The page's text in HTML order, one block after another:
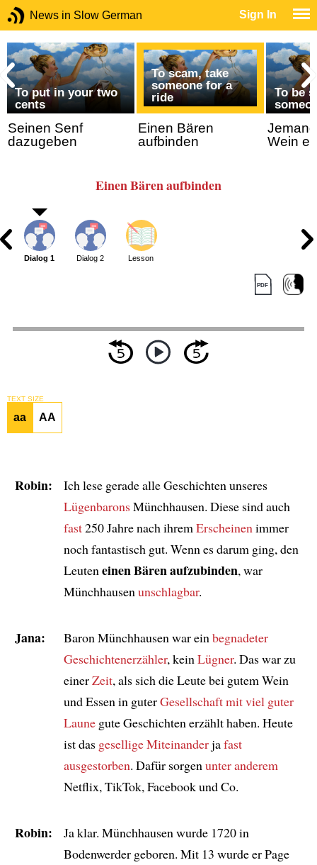
News in Slow German Sign In
To put in your two
cents
Seinen Senf
dazugeben
To scam, take
someone for a
ride
Einen Bären
aufbinden
To be
Wein
Einen Bären aufbinden
Dialog 1 Dialog 2 Lesson
TEXT SIZE
aa AA
Robin:
Ich lese gerade alle Geschichten unseres
LügenbaronsMünchhausen. Diese sind auch
fast250 Jahre nach ihrem Erscheinen immer
noch fantastisch gut. Wenn es darum ging, den
Leuten einen Bären aufzubinden, war
Münchhausen unschlagbar.
Jana: Baron Münchhausen war ein begnadeter
Geschichtenerzähler, kein Lügner. Das war zu
einerZeit, als sich die Leute bei gutem Wein
und Essen in guterGesellschaftmit viel guter
Launegute Geschichten erzählt haben. Heute
ist das gesellige Miteinanderjafast
ausgestorben. Dafür sorgen unter anderem
Netflix, TikTok, Facebook und Co.
Robin:
Ja klar. Münchhausen wurde 1720 in
Bodenwerder geboren. Mit 13 wurde er Page